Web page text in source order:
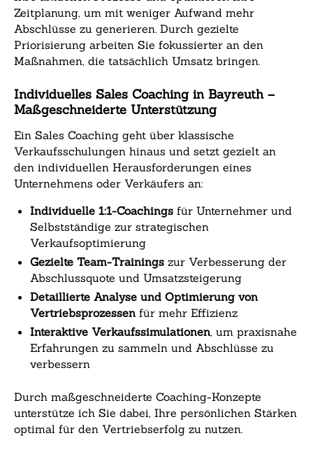
Zeitplanung, um mit weniger Aufwand mehr
Abschlüsse zu generieren. Durch gezielte
Priorisierung arbeiten Sie fokussierter an den
Maßnahmen, die tatsächlich Umsatz bringen.
Individuelles Sales Coaching in Bayreuth –
Maßgeschneiderte Unterstützung
Ein Sales Coaching geht über klassische
Verkaufsschulungen hinaus und setzt gezielt an
den individuellen Herausforderungen eines
Unternehmens oder Verkäufers an:
Individuelle 1:1-Coachings für Unternehmer und
Selbstständige zur strategischen
Verkaufsoptimierung
Gezielte Team-Trainings zur Verbesserung der
Abschlussquote und Umsatzsteigerung
Detaillierte Analyse und Optimierung von
Vertriebsprozessen für mehr Effizienz
Interaktive Verkaufssimulationen, um praxisnahe
Erfahrungen zu sammeln und Abschlüsse zu
verbessern
Durch maßgeschneiderte Coaching-Konzepte
unterstütze ich Sie dabei, Ihre persönlichen Stärken
optimal für den Vertriebserfolg zu nutzen.